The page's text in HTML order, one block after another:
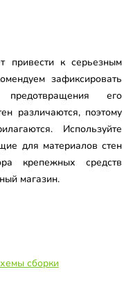
привести к серьезным
зафиксировать
его
различаются, поэтому
Используйте
для материалов стен
крепежных средств
магазин.
сборки